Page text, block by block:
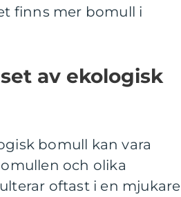
finns mer bomull i
av ekologisk
bomull kan vara
och olika
oftast i en mjukare